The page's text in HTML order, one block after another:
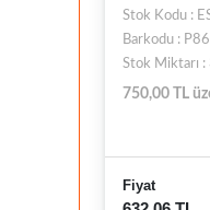
Stok Kodu :
Barkodu :
Stok Miktarı :
750,00 TL
Fiyat